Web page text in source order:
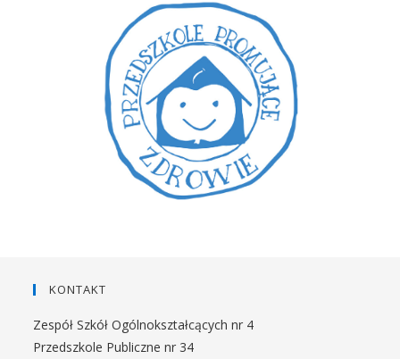
KONTAKT
Zespół Szkół Ogólnokształcących nr 4
Przedszkole Publiczne nr 34